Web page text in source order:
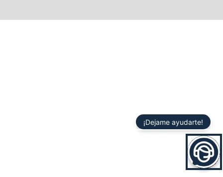
¡Dejame ayudarte!